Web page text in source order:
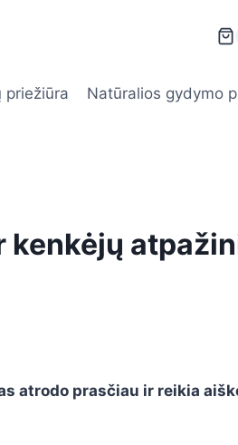
priežiūra Natūralios gydymo
kenkėjų
atrodo prasčiau ir reikia